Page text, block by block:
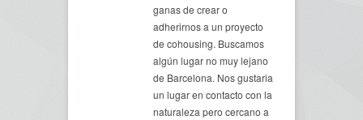
ganas de crear o
adherirnos a un proyecto
de cohousing. Buscamos
algún lugar no muy lejano
de Barcelona. Nos gustaria
un lugar en contacto con la
naturaleza pero cercano a